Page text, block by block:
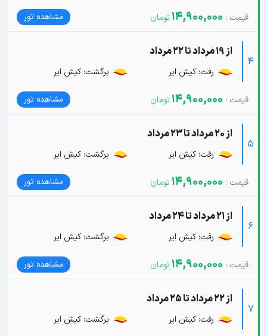
14,900,000 مشاهده تور
4
از 19 مرداد تا 22 مرداد
رفت: کیش ایر برگشت: کیش ایر
14,900,000 مشاهده تور
5
از 20 مرداد تا 23 مرداد
رفت: کیش ایر برگشت: کیش ایر
14,900,000 مشاهده تور
6
از 21 مرداد تا 24 مرداد
رفت: کیش ایر برگشت: کیش ایر
14,900,000 مشاهده تور
7
از 22 مرداد تا 25 مرداد
رفت: کیش ایر برگشت: کیش ایر